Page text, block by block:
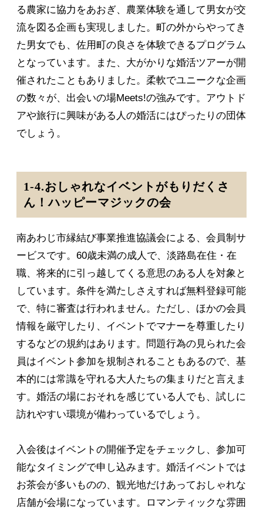
る農家に協力をあおぎ、農業体験を通して男女が交
流を図る企画も実現しました。町の外からやってき
た男女でも、佐用町の良さを体験できるプログラム
となっています。また、大がかりな婚活ツアーが開
催されたこともありました。柔軟でユニークな企画
の数々が、出会いの場Meets!の強みです。アウトド
アや旅行に興味がある人の婚活にはぴったりの団体
でしょう。
1-4.おしゃれなイベントがもりだくさ
ん！ハッピーマジックの会
南あわじ市縁結び事業推進協議会による、会員制サ
ービスです。60歳未満の成人で、淡路島在住・在
職、将来的に引っ越してくる意思のある人を対象と
しています。条件を満たしさえすれば無料登録可能
で、特に審査は行われません。ただし、ほかの会員
情報を厳守したり、イベントでマナーを尊重したり
するなどの規約はあります。問題行為の見られた会
員はイベント参加を規制されることもあるので、基
本的には常識を守れる大人たちの集まりだと言えま
す。婚活の場におそれを感じている人でも、試しに
訪れやすい環境が備わっているでしょう。
入会後はイベントの開催予定をチェックし、参加可
能なタイミングで申し込みます。婚活イベントでは
お茶会が多いものの、観光地だけあっておしゃれな
店舗が会場になっています。ロマンティックな雰囲